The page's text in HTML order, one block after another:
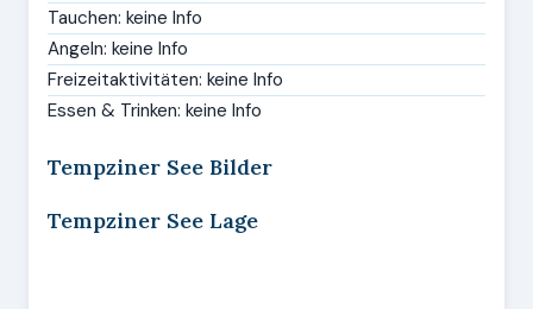
Tauchen: keine Info
Angeln: keine Info
Freizeitaktivitäten: keine Info
Essen & Trinken: keine Info
Tempziner See Bilder
Tempziner See Lage